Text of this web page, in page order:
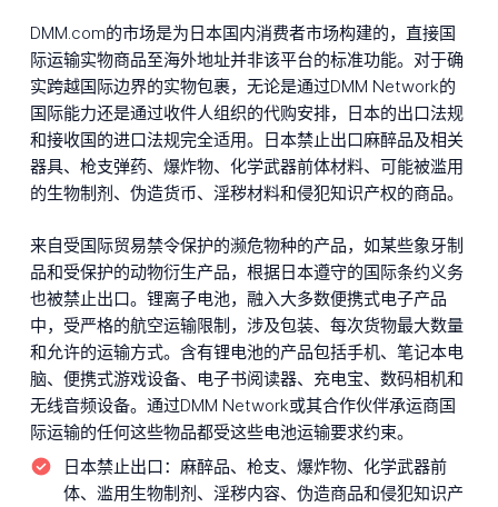
DMM.com的市场是为日本国内消费者市场构建的，直接国
际运输实物商品至海外地址并非该平台的标准功能。对于确
实跨越国际边界的实物包裹，无论是通过DMM Network的
国际能力还是通过收件人组织的代购安排，日本的出口法规
和接收国的进口法规完全适用。日本禁止出口麻醉品及相关
器具、枪支弹药、爆炸物、化学武器前体材料、可能被滥用
的生物制剂、伪造货币、淫秽材料和侵犯知识产权的商品。
来自受国际贸易禁令保护的濒危物种的产品，如某些象牙制
品和受保护的动物衍生产品，根据日本遵守的国际条约义务
也被禁止出口。锂离子电池，融入大多数便携式电子产品
中，受严格的航空运输限制，涉及包装、每次货物最大数量
和允许的运输方式。含有锂电池的产品包括手机、笔记本电
脑、便携式游戏设备、电子书阅读器、充电宝、数码相机和
无线音频设备。通过DMM Network或其合作伙伴承运商国
际运输的任何这些物品都受这些电池运输要求约束。
日本禁止出口： 麻醉品、枪支、爆炸物、化学武器前
体、滥用生物制剂、淫秽内容、伪造商品和侵犯知识产